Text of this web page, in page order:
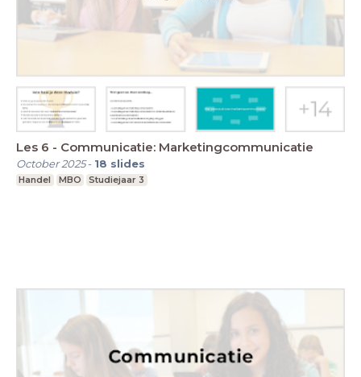
Les 6 - Communicatie: Marketingcommunicatie
October 2025- 18 slides
Handel MBO Studiejaar 3